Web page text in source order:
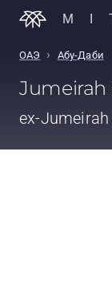
ОАЭ › Абу-Даби
Jumeirah
ex-